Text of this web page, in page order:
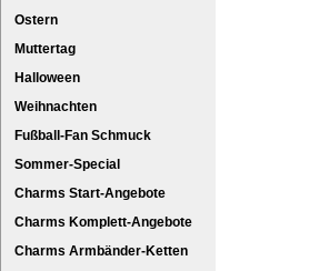
Ostern
Muttertag
Halloween
Weihnachten
Fußball-Fan Schmuck
Sommer-Special
Charms Start-Angebote
Charms Komplett-Angebote
Charms Armbänder-Ketten